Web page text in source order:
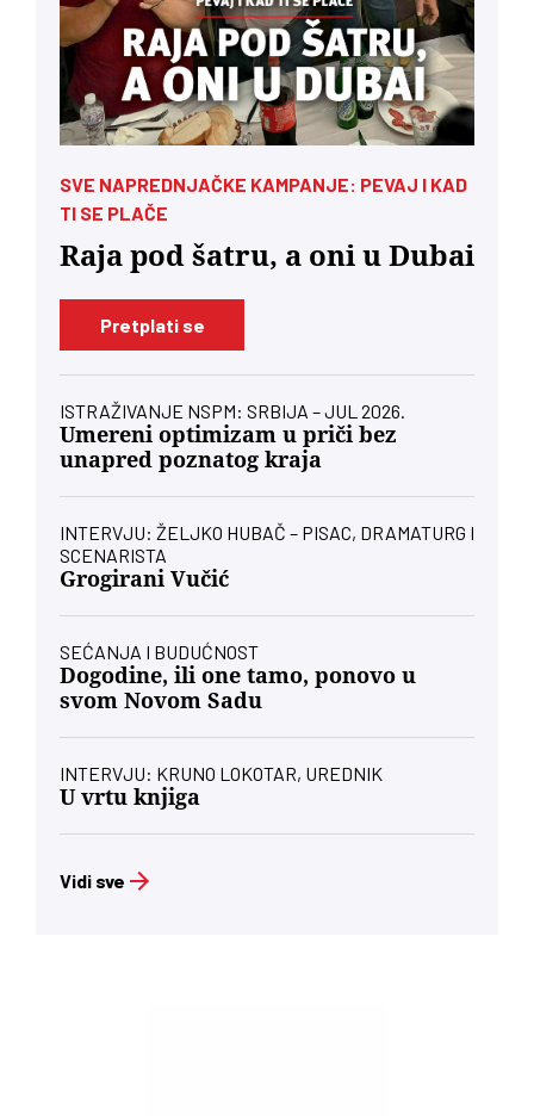
SVE NAPREDNJAČKE KAMPANJE: PEVAJ I KAD
TI SE PLAČE
Raja pod šatru, a oni u Dubai
Pretplati se
ISTRAŽIVANJE NSPM: SRBIJA – JUL 2026.
Umereni optimizam u priči bez
unapred poznatog kraja
INTERVJU: ŽELJKO HUBAČ – PISAC, DRAMATURG I
SCENARISTA
Grogirani Vučić
SEĆANJA I BUDUĆNOST
Dogodine, ili one tamo, ponovo u
svom Novom Sadu
INTERVJU: KRUNO LOKOTAR, UREDNIK
U vrtu knjiga
Vidi sve